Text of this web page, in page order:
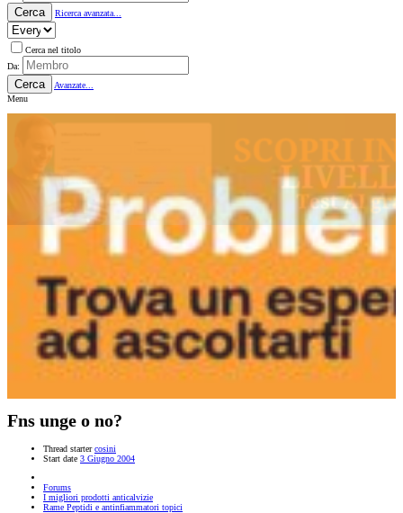
Cerca Ricerca avanzata...
Cerca nel titolo
Da:
Cerca
Avanzate...
Menu
Fns unge o no?
Thread starter cosini
Start date 3 Giugno 2004
Forums
I migliori prodotti anticalvizie
Rame Peptidi e antinfiammatori topici